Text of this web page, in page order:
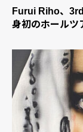
Furui Riho、
身初のホールツ